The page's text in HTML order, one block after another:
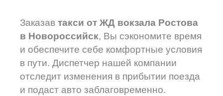
Заказав такси от ЖД вокзала Ростова
в Новороссийск, Вы сэкономите время
и обеспечите себе комфортные условия
в пути. Диспетчер нашей компании
отследит изменения в прибытии поезда
и подаст авто заблаговременно.